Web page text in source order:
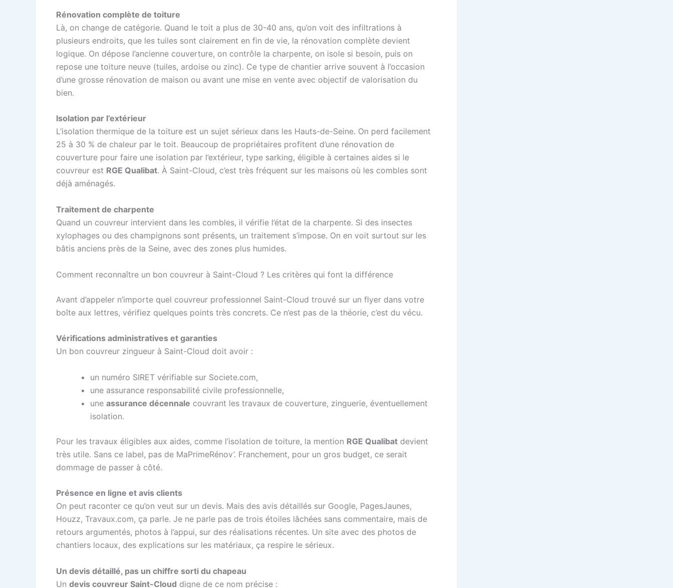
Rénovation complète de toiture
Là, on change de catégorie. Quand le toit a plus de 30-40 ans, qu’on voit des infiltrations à
plusieurs endroits, que les tuiles sont clairement en fin de vie, la rénovation complète devient
logique. On dépose l’ancienne couverture, on contrôle la charpente, on isole si besoin, puis on
repose une toiture neuve (tuiles, ardoise ou zinc). Ce type de chantier arrive souvent à l’occasion
d’une grosse rénovation de maison ou avant une mise en vente avec objectif de valorisation du
bien.
Isolation par l’extérieur
L’isolation thermique de la toiture est un sujet sérieux dans les Hauts-de-Seine. On perd facilement
25 à 30 % de chaleur par le toit. Beaucoup de propriétaires profitent d’une rénovation de
couverture pour faire une isolation par l’extérieur, type sarking, éligible à certaines aides si le
couvreur est RGE Qualibat. À Saint-Cloud, c’est très fréquent sur les maisons où les combles sont
déjà aménagés.
Traitement de charpente
Quand un couvreur intervient dans les combles, il vérifie l’état de la charpente. Si des insectes
xylophages ou des champignons sont présents, un traitement s’impose. On en voit surtout sur les
bâtis anciens près de la Seine, avec des zones plus humides.
Comment reconnaître un bon couvreur à Saint-Cloud ? Les critères qui font la différence
Avant d’appeler n’importe quel couvreur professionnel Saint-Cloud trouvé sur un flyer dans votre
boîte aux lettres, vérifiez quelques points très concrets. Ce n’est pas de la théorie, c’est du vécu.
Vérifications administratives et garanties
Un bon couvreur zingueur à Saint-Cloud doit avoir :
un numéro SIRET vérifiable sur Societe.com,
une assurance responsabilité civile professionnelle,
une assurance décennale couvrant les travaux de couverture, zinguerie, éventuellement
isolation.
Pour les travaux éligibles aux aides, comme l’isolation de toiture, la mention RGE Qualibat devient
très utile. Sans ce label, pas de MaPrimeRénov’. Franchement, pour un gros budget, ce serait
dommage de passer à côté.
Présence en ligne et avis clients
On peut raconter ce qu’on veut sur un devis. Mais des avis détaillés sur Google, PagesJaunes,
Houzz, Travaux.com, ça parle. Je ne parle pas de trois étoiles lâchées sans commentaire, mais de
retours argumentés, photos à l’appui, sur des réalisations récentes. Un site avec des photos de
chantiers locaux, des explications sur les matériaux, ça respire le sérieux.
Un devis détaillé, pas un chiffre sorti du chapeau
Un devis couvreur Saint-Cloud digne de ce nom précise :